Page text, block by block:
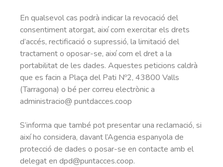
En qualsevol cas podrà indicar la revocació del
consentiment atorgat, així com exercitar els drets
d’accés, rectificació o supressió, la limitació del
tractament o oposar-se, així com el dret a la
portabilitat de les dades. Aquestes peticions caldrà
que es facin a Plaça del Pati Nº2, 43800 Valls
(Tarragona) o bé per correu electrònic a
administracio@ puntdacces.coop
S’informa que també pot presentar una reclamació, si
així ho considera, davant l’Agencia espanyola de
protecció de dades o posar-se en contacte amb el
delegat en dpd@puntacces.coop.